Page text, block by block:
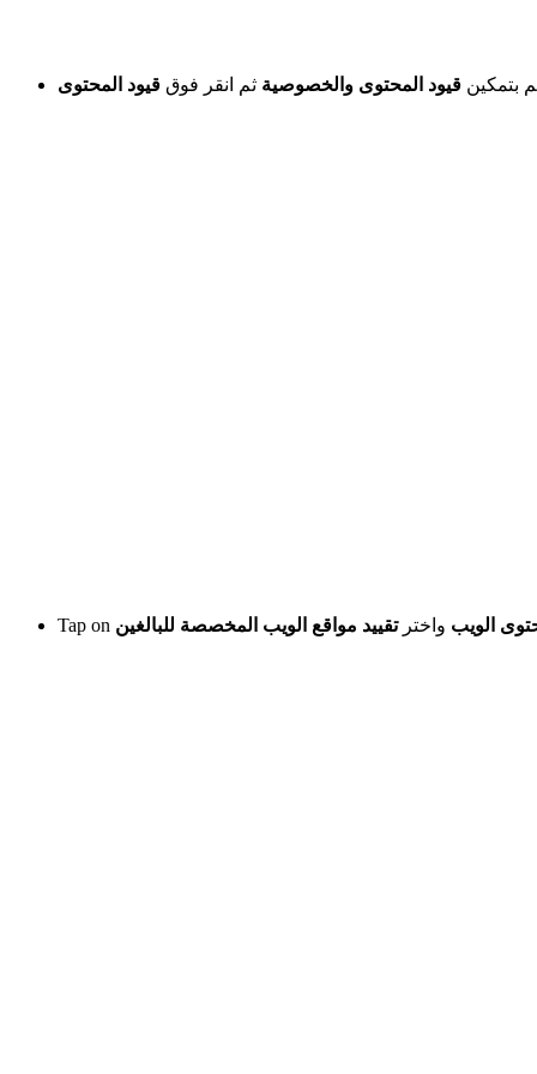
بتمكين قيود المحتوى والخصوصية ثم انقر فوق قيود المحتوى
Tap on الويب واخترتقييد مواقع الويب المخصصة للبالغين